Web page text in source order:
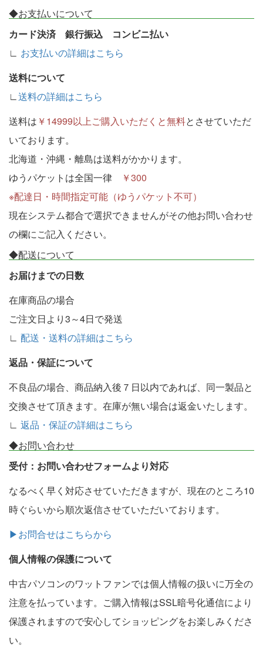
◆お支払いについて
カード決済 銀行振込 コンビニ払い
∟ お支払いの詳細はこちら
送料について
∟送料の詳細はこちら
送料は ￥14999以上ご購入いただくと無料とさせていただ
いております。
北海道・沖縄・離島は送料がかかります。
ゆうパケットは全国一律
￥300
※配達日・時間指定可能（ゆうパケット不可）
現在システム都合で選択できませんがその他お問い合わせ
の欄にご記入ください。
◆配送について
お届けまでの日数
在庫商品の場合
ご注文日より3～4日で発送
∟ 配送・送料の詳細はこちら
返品・保証について
不良品の場合、商品納入後７日以内であれば、同一製品と
交換させて頂きます。在庫が無い場合は返金いたします。
∟ 返品・保証の詳細はこちら
◆お問い合わせ
受付：お問い合わせフォームより対応
なるべく早く対応させていただきますが、現在のところ10
時ぐらいから順次返信させていただいております。
▶お問合せはこちらから
個人情報の保護について
中古パソコンのワットファンでは個人情報の扱いに万全の
注意を払っています。ご購入情報はSSL暗号化通信により
保護されますので安心してショッピングをお楽しみくださ
い。